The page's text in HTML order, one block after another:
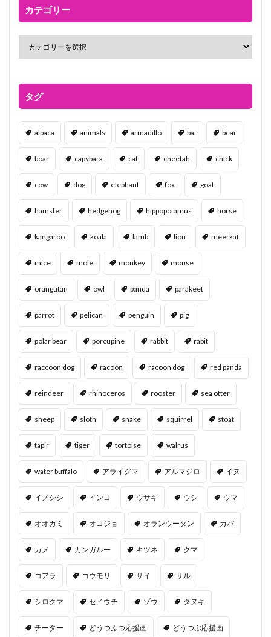
カテゴリー
タグ
alpaca animals armadillo bat bear
boar capybara cat cheetah chick
cow dog elephant fox goat
hamster hedgehog hippopotamus horse
kangaroo koala lamb lion meerkat
mice mole monkey mouse
orangutan owl panda parakeet
parrot pelican penguin pig
polar bear porcupine rabbit rabit
raccoon dog racoon racoon dog red panda
reindeer rhinoceros rooster sea otter
sheep sloth snake squirrel stoat
tapir tiger tortoise walrus
water buffalo アライグマ アルマジロ イヌ
イノシシ インコ ウサギ ウシ ウマ
オオカミ オコジョ オランウータン カバ
カメ カンガルー キツネ クマ
コアラ コウモリ サイ サル
シロクマ セイウチ ゾウ タヌキ
チーター どうつぶつ応援画 どうつぶ応援画